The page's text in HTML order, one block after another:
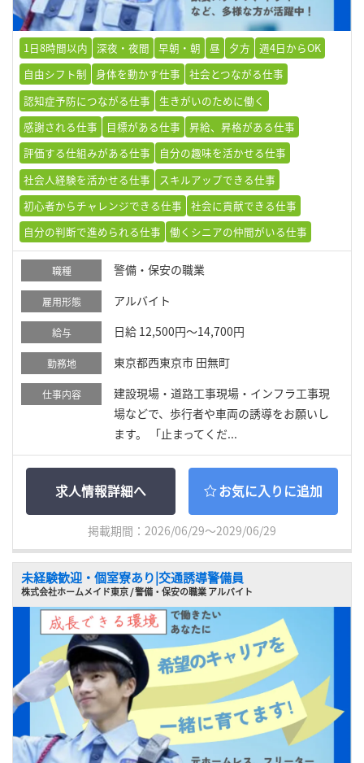
1日8時間以内 深夜・夜間 早朝・朝 昼 夕方
週4日からOK
自由シフト制
身体を動かす仕事
社会とつながる仕事
認知症予防につながる仕事
生きがいのために働く
感謝される仕事
目標がある仕事
昇給、昇格がある仕事
評価する仕組みがある仕事
自分の趣味を活かせる仕事
社会人経験を活かせる仕事
スキルアップできる仕事
初心者からチャレンジできる仕事
社会に貢献できる仕事
自分の判断で進められる仕事
働くシニアの仲間がいる仕事
職種 警備・保安の職業
雇用形態 アルバイト
給与 日給 12,500円～14,700円
勤務地 東京都西東京市 田無町
仕事内容
建設現場・道路工事現場・インフラ工事現
場などで、歩行者や車両の誘導をお願いし
ます。 「止まってくだ...
求人情報詳細へ お気に入りに追加
掲載期間：2026/06/29～2029/06/29
未経験歓迎・個室寮あり|交通誘導警備員
株式会社ホームメイド東京 / 警備・保安の職業 アルバイト